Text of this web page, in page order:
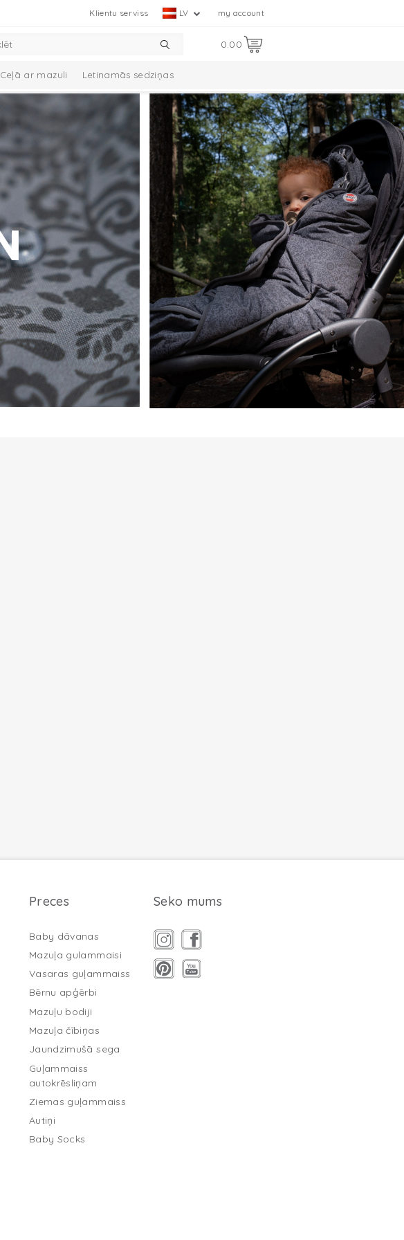
my account
LV
Klientu serviss
0.00
Ceļā ar mazuli Letinamās sedziņas
Mazuļu dāvanu komplekts Ciumbelle kolekcija
Preces
Baby dāvanas
Mazuļa gulammaisi
Vasaras guļammaiss
Bērnu apģērbi
Mazuļu bodiji
Mazuļa čībiņas
Jaundzimušā sega
Guļammaiss
autokrēsliņam
Ziemas guļammaiss
Autiņi
Baby Socks
Seko mums